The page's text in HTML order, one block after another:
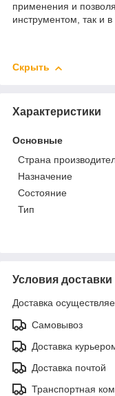
применения и
инструментом, так и
Скрыть
Характеристики
Основные
Страна
Назначение
Состояние
Тип
Условия доставки
Доставка
Самовывоз
Доставка
Доставка почтой
Транспортная